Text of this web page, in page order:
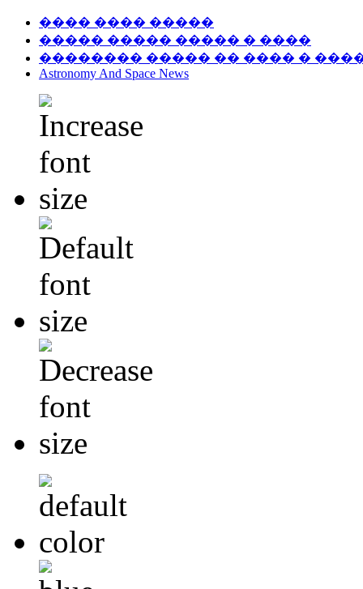
���� ���� �����
����� ����� ����� � ����
�������� ����� �� ���� �
Astronomy And Space News